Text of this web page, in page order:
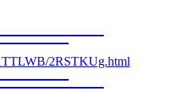
2RSTKUg.html